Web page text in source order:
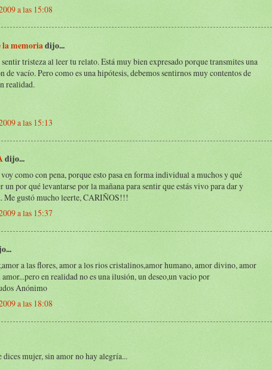
a las 15:08
la memoriadijo...
tristeza al leer tu relato. Está muy bien expresado porque transmites una
de vacío. Pero como es una hipótesis, debemos sentirnos muy contentos de
realidad.
a las 15:13
dijo...
voy como con pena, porque esto pasa en forma individual a muchos y qué
un por qué levantarse por la mañana para sentir que estás vivo para dar y
Me gustó mucho leerte, CARIÑOS!!!
a las 15:37
a las flores, amor a los rios cristalinos,amor humano, amor divino, amor
en realidad no es una ilusión, un deseo,un vacio por
Anónimo
a las 18:08
dices mujer, sin amor no hay alegría...